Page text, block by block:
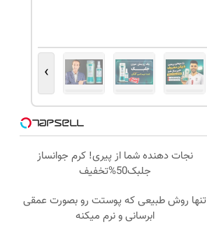
›
نجات دهنده شما از پیری! کرم جوانساز
جلبک50%تخفیف
تنها روش طبیعی که پوستت رو بصورت عمقی
ابرسانی و نرم میکنه